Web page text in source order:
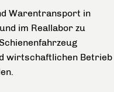
Warentransport in
im Reallabor zu
wirtschaftlichen Betrieb